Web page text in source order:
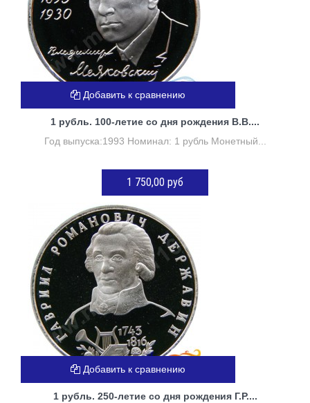
1 рубль. 100-летие со дня рождения В.В....
Год выпуска:1993 Номинал: 1 рубль Монетный...
1 750,00 руб
Нет в наличии
Добавить к сравнению
1 рубль. 250-летие со дня рождения Г.Р....
Добавить к сравнению